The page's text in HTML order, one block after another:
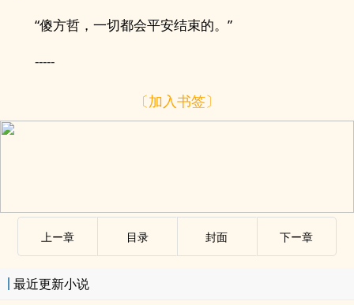
“傻方哲，一切都会平安结束的。”
-----
〔加入书签〕
上ー章 目录 封面 下ー章
最近更新小说